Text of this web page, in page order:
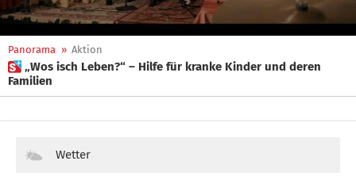
Panorama » Aktion
 „Wos isch Leben?“ – Hilfe für kranke Kinder und deren
Familien
Wetter